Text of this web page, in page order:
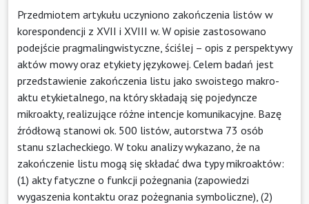
Przedmiotem artykułu uczyniono zakończenia listów w
korespondencji z XVII i XVIII w. W opisie zastosowano
podejście pragmalingwistyczne, ściślej – opis z perspektywy
aktów mowy oraz etykiety językowej. Celem badań jest
przedstawienie zakończenia listu jako swoistego makro­
aktu etykie­talnego, na który składają się pojedyncze
mikroakty, realizujące różne intencje komunikacyjne. Bazę
źródłową stanowi ok. 500 listów, autorstwa 73 osób
stanu szlacheckiego. W toku analizy wykazano, że na
zakończenie listu mogą się składać dwa typy mikroaktów:
(1) akty fatyczne o funkcji pożegnania (zapowiedzi
wygaszenia kontaktu oraz pożegnania symboliczne), (2)